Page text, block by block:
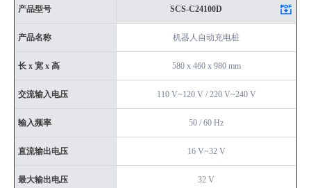
产品型号 SCS-C24100D
产品名称 机器人自动充电桩
长 x 宽 x 高 580 x 460 x 980 mm
交流输入电压 110 V~120 V / 220 V~240 V
输入频率 50 / 60 Hz
直流输出电压 16 V~32 V
最大输出电压 32 V